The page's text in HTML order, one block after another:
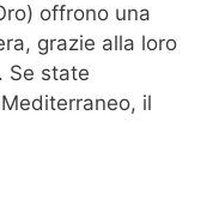
offrono una
grazie alla loro
Se state
il